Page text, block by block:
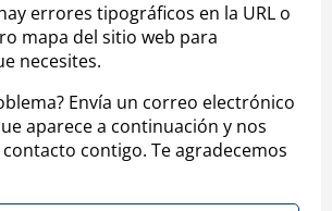
errores tipográficos en la URL o
mapa del sitio web para
necesites.
Envía un correo electrónico
aparece a continuación y nos
contigo. Te agradecemos